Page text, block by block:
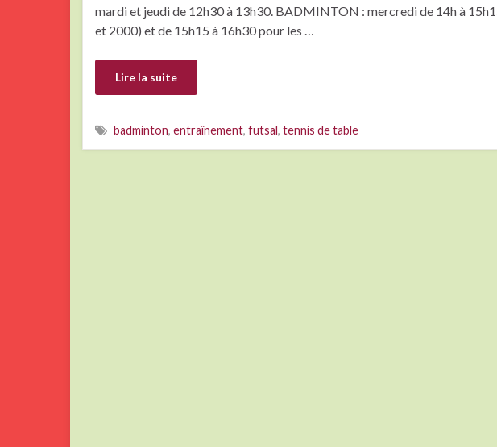
mardi et jeudi de 12h30 à 13h30. BADMINTON : mercredi de 14h à
et 2000) et de 15h15 à 16h30 pour les …
Lire la suite
badminton, entraînement, futsal, tennis de table